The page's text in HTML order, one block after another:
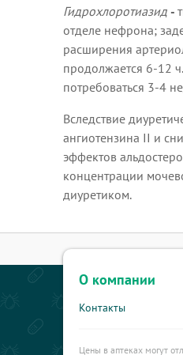
Гидрохлоротиазид -
отделе нефрона;
расширения
продолжается 6-12
потребоваться 3-4
Вследствие
ангиотензина II и
эффектов
концентрации
диуретиком.
О компании
Контакты
Цены в аптеках могут